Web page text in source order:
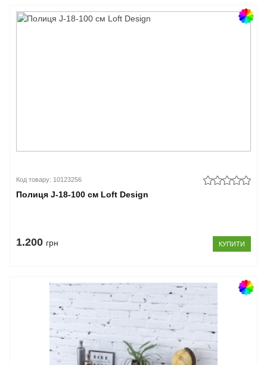
Код товару: 10123256
Полиця J-18-100 см Loft Design
1.200 грн КУПИТИ